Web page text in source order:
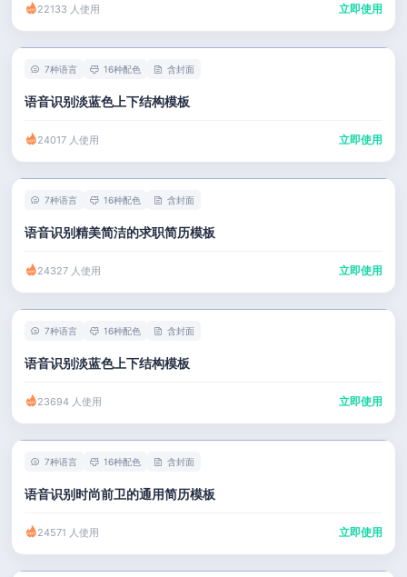
22133 人使用 立即使用
7种语言 16种配色 含封面
语音识别淡蓝色上下结构模板
24017 人使用 立即使用
7种语言 16种配色 含封面
语音识别精美简洁的求职简历模板
24327 人使用 立即使用
7种语言 16种配色 含封面
语音识别淡蓝色上下结构模板
23694 人使用 立即使用
7种语言 16种配色 含封面
语音识别时尚前卫的通用简历模板
24571 人使用 立即使用